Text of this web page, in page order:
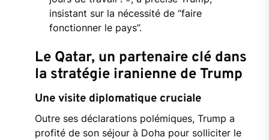
insistant sur la nécessité de “faire
fonctionner le pays”.
Le Qatar, un partenaire clé dans
la stratégie iranienne de Trump
Une visite diplomatique cruciale
Outre ses déclarations polémiques, Trump a
profité de son séjour à Doha pour solliciter le